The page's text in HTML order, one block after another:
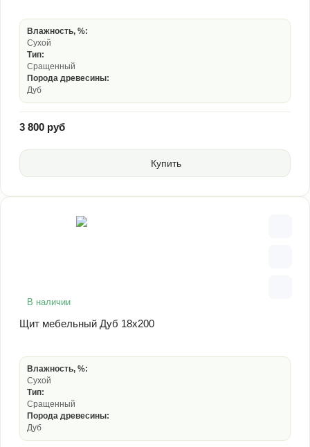
Влажность, %:
Сухой
Тип:
Сращенный
Порода древесины:
Дуб
3 800 руб
Купить
В наличии
Щит мебельный Дуб 18х200
Влажность, %:
Сухой
Тип:
Сращенный
Порода древесины:
Дуб